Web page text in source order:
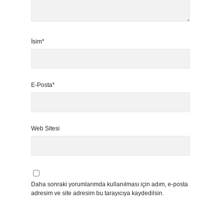
İsim*
E-Posta*
Web Sitesi
Daha sonraki yorumlarımda kullanılması için adım, e-posta
adresim ve site adresim bu tarayıcıya kaydedilsin.